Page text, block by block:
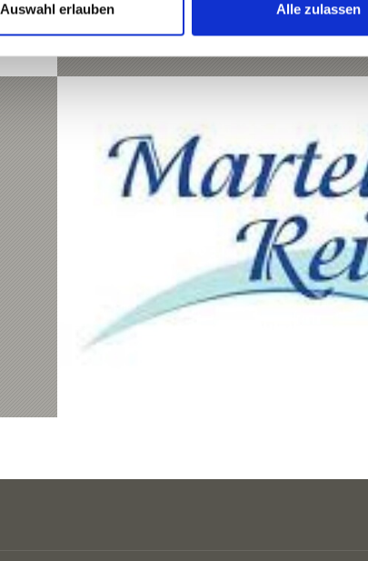
Auswahl erlauben Alle zulassen